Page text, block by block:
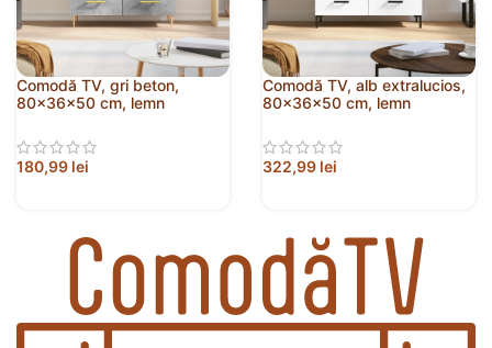
Comodă TV, gri beton,
80x36x50 cm, lemn
180,99 lei
Comodă TV, alb extralucios,
80x36x50 cm, lemn
322,99 lei